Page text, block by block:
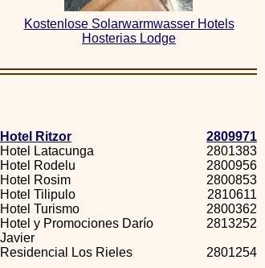
Hotel Ritzor
Hotel Latacunga
Hotel Rodelu
Hotel Rosim
Hotel Tilipulo
Hotel Turismo
Hotel y Promociones Darío
Javier
Residencial Los Rieles
2809971
2801383
2800956
2800853
2810611
2800362
2813252
2801254
Kostenlose Solarwarmwasser Hotels
Hosterias Lodge